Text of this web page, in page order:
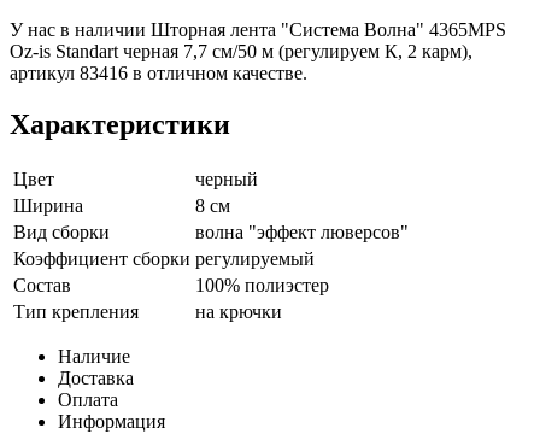
У нас в наличии Шторная лента "Система Волна" 4365MPS
Oz-is Standart черная 7,7 см/50 м (регулируем К, 2 карм),
артикул 83416 в отличном качестве.
Характеристики
Цвет
черный
Ширина
8 см
Вид сборки
волна "эффект люверсов"
Коэффициент сборки регулируемый
Состав
100% полиэстер
Тип крепления
на крючки
Наличие
Доставка
Оплата
Информация